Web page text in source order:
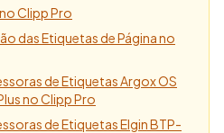
Clipp Pro
das Etiquetas de Página no
de Etiquetas Argox OS
no Clipp Pro
de Etiquetas Elgin BTP-